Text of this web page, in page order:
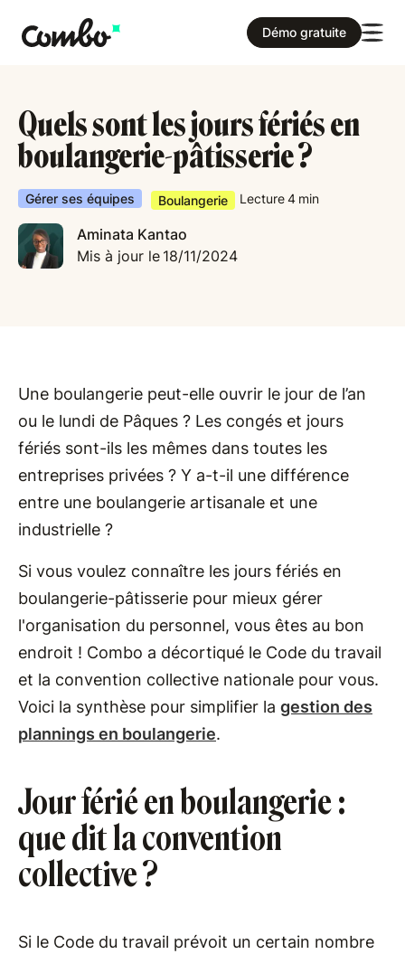
Démo gratuite
Quels sont les jours fériés en
boulangerie-pâtisserie ?
Gérer ses équipes Boulangerie Lecture4 min
Aminata Kantao
Mis à jour le 18/11/2024
Une boulangerie peut-elle ouvrir le jour de l’an
ou le lundi de Pâques ? Les congés et jours
fériés sont-ils les mêmes dans toutes les
entreprises privées ? Y a-t-il une différence
entre une boulangerie artisanale et une
industrielle ?
Si vous voulez connaître les jours fériés en
boulangerie-pâtisserie pour mieux gérer
l'organisation du personnel, vous êtes au bon
endroit ! Combo a décortiqué le Code du travail
et la convention collective nationale pour vous.
Voici la synthèse pour simplifier la gestion des
plannings en boulangerie.
Jour férié en boulangerie :
que dit la convention
collective ?
Si le Code du travail prévoit un certain nombre